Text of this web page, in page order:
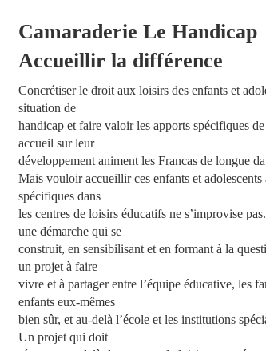
Camaraderie Le Handicap
Accueillir la différence
Concrétiser le droit aux loisirs des enfants et
situation de
handicap et faire valoir les apports spécifiques
accueil sur leur
développement animent les Francas de longue
Mais vouloir accueillir ces enfants et adolescents
spécifiques dans
les centres de loisirs éducatifs ne s’improvise
une démarche qui se
construit, en sensibilisant et en formant à la
un projet à faire
vivre et à partager entre l’équipe éducative, les
enfants eux-mêmes
bien sûr, et au-delà l’école et les institutions
Un projet qui doit